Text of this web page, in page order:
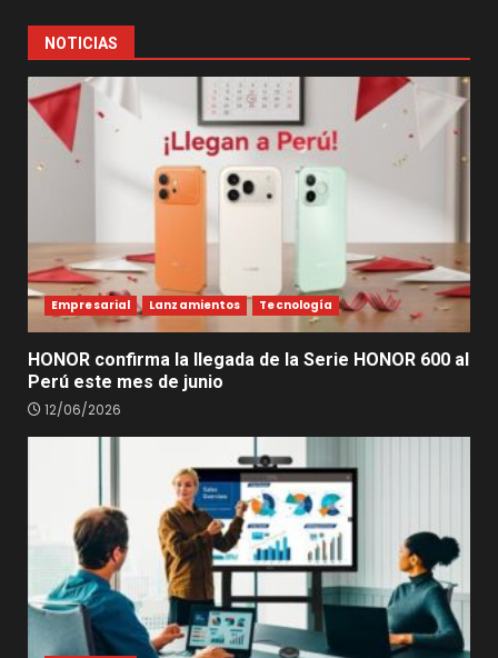
NOTICIAS
Empresarial Lanzamientos Tecnología
HONOR confirma la llegada de la Serie HONOR 600 al
Perú este mes de junio
12/06/2026